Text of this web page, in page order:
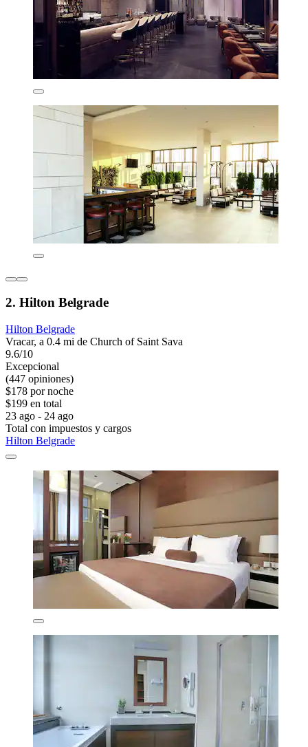
2. Hilton Belgrade
Hilton Belgrade
Vracar, a 0.4 mi de Church of Saint Sava
9.6/10
Excepcional
(447 opiniones)
$178 por noche
$199 en total
23 ago - 24 ago
Total con impuestos y cargos
Hilton Belgrade